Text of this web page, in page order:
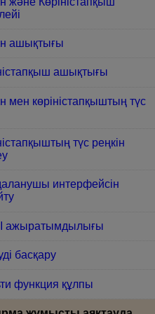
ашықтығы
ашықтығы
мен көріністапқыштың түс
түс реңкін
интерфейсін
ажыратымдылығы
басқару
функция құлпы